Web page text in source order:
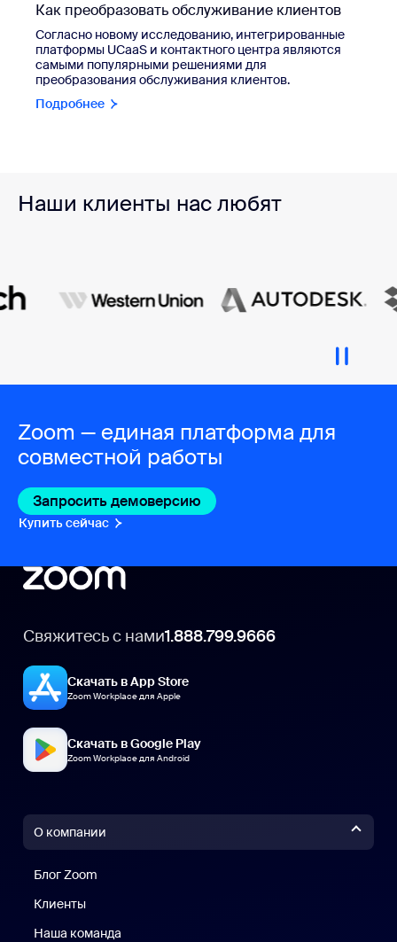
Как преобразовать обслуживание клиентов
Согласно новому исследованию, интегрированные
платформы UCaaS и контактного центра являются
самыми популярными решениями для
преобразования обслуживания клиентов.
Подробнее
Наши клиенты нас любят
Zoom — единая платформа для
совместной работы
Запросить демоверсию
Купить сейчас
Свяжитесь с нами1.888.799.9666
Скачать в App Store
Zoom Workplace для Apple
Скачать в Google Play
Zoom Workplace для Android
О компании
Блог Zoom
Клиенты
Наша команда